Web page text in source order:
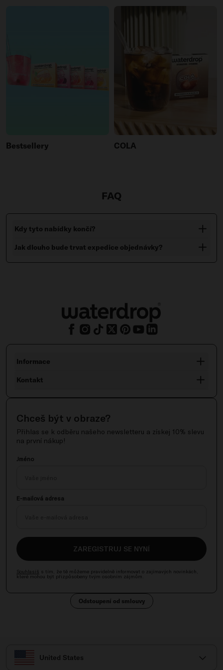
Bestsellery COLA
FAQ
Kdy tyto nabídky končí?
Jak dlouho bude trvat expedice objednávky?
Informace
Kontakt
Chceš být v obraze?
Přihlas se k odběru našeho newsletteru a získej 10% slevu
na první nákup!
Jméno
E-mailová adresa
ZAREGISTRUJ SE NYNÍ
Souhlasíš s tím, že tě můžeme pravidelně informovat o zajímavých novinkách,
které mohou být přizpůsobeny tvým osobním zájmům.
Odstoupení od smlouvy
Vyber svou zemi
United States